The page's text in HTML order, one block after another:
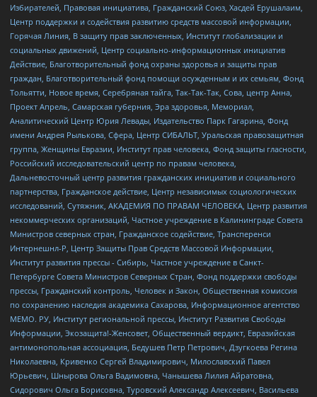
Избирателей, Правовая инициатива, Гражданский Союз, Хасдей Ерушалаим,
Центр поддержки и содействия развитию средств массовой информации,
Горячая Линия, В защиту прав заключенных, Институт глобализации и
социальных движений, Центр социально-информационных инициатив
Действие, Благотворительный фонд охраны здоровья и защиты прав
граждан, Благотворительный фонд помощи осужденным и их семьям, Фонд
Тольятти, Новое время, Серебряная тайга, Так-Так-Так, Сова, центр Анна,
Проект Апрель, Самарская губерния, Эра здоровья, Мемориал,
Аналитический Центр Юрия Левады, Издательство Парк Гагарина, Фонд
имени Андрея Рылькова, Сфера, Центр СИБАЛЬТ, Уральская правозащитная
группа, Женщины Евразии, Институт прав человека, Фонд защиты гласности,
Российский исследовательский центр по правам человека,
Дальневосточный центр развития гражданских инициатив и социального
партнерства, Гражданское действие, Центр независимых социологических
исследований, Сутяжник, АКАДЕМИЯ ПО ПРАВАМ ЧЕЛОВЕКА, Центр развития
некоммерческих организаций, Частное учреждение в Калининграде Совета
Министров северных стран, Гражданское содействие, Трансперенси
Интернешнл-Р, Центр Защиты Прав Средств Массовой Информации,
Институт развития прессы - Сибирь, Частное учреждение в Санкт-
Петербурге Совета Министров Северных Стран, Фонд поддержки свободы
прессы, Гражданский контроль, Человек и Закон, Общественная комиссия
по сохранению наследия академика Сахарова, Информационное агентство
МЕМО. РУ, Институт региональной прессы, Институт Развития Свободы
Информации, Экозащита!-Женсовет, Общественный вердикт, Евразийская
антимонопольная ассоциация, Бедушев Петр Петрович, Дзугкоева Регина
Николаевна, Кривенко Сергей Владимирович, Милославский Павел
Юрьевич, Шнырова Ольга Вадимовна, Чанышева Лилия Айратовна,
Сидорович Ольга Борисовна, Туровский Александр Алексеевич, Васильева